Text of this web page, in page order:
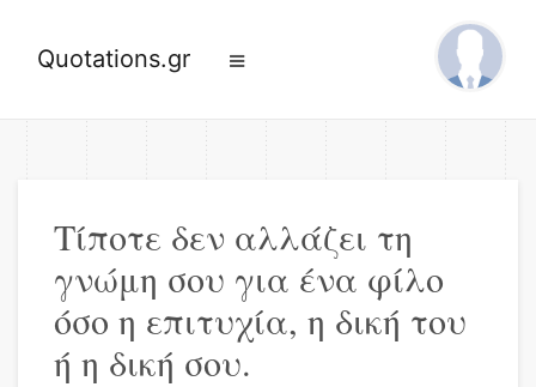
Quotations.gr
Τίποτε δεν αλλάζει τη
γνώμη σου για ένα φίλο
όσο η επιτυχία, η δική του
ή η δική σου.